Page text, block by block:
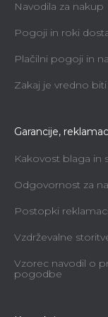
Navodila za nakup
Pogoji in roki
Plačilni pogoji in
Zakaj je vredno
Garancije,
Kakovost blaga in
Odgovornost za
Postopki
Vzdrževalne
Vzorec navodil o
pogodbe